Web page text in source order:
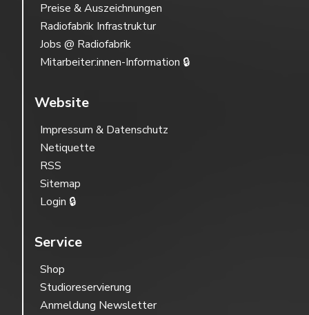
Preise & Auszeichnungen
Radiofabrik Infrastruktur
Jobs @ Radiofabrik
Mitarbeiter:innen-Information 🔒
Website
Impressum & Datenschutz
Netiquette
RSS
Sitemap
Login 🔒
Service
Shop
Studioreservierung
Anmeldung Newsletter